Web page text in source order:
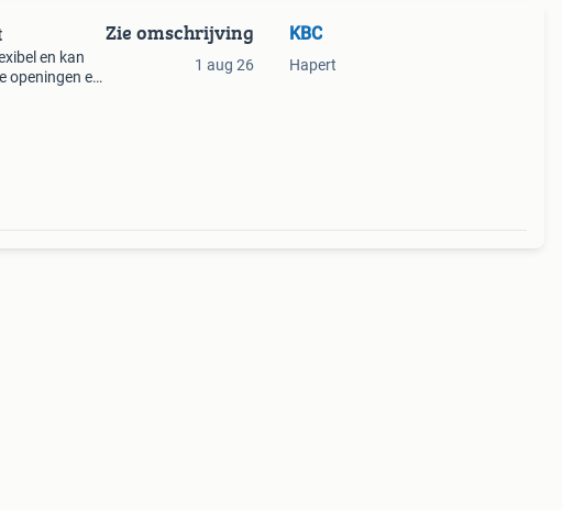
en kan
openingen en
Zie omschrijving
1 aug 26
KBC
Hapert